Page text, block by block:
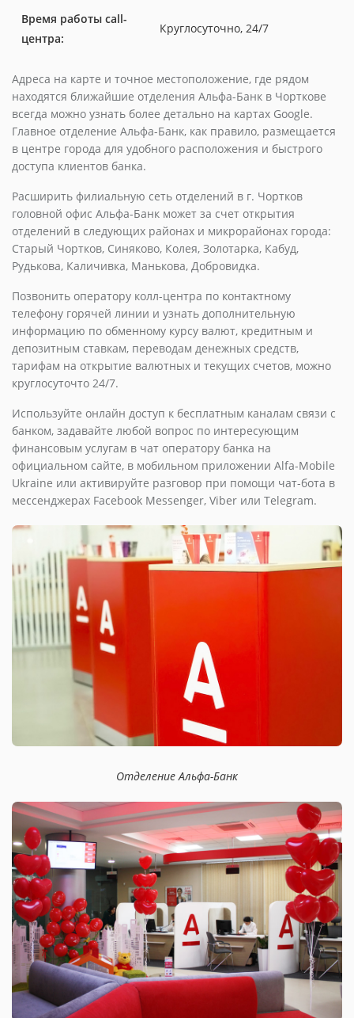
Время работы call-
центра:
Круглосуточно, 24/7
Адреса на карте и точное местоположение, где рядом
находятся ближайшие отделения Альфа-Банк в Чорткове
всегда можно узнать более детально на картах Google.
Главное отделение Альфа-Банк, как правило, размещается
в центре города для удобного расположения и быстрого
доступа клиентов банка.
Расширить филиальную сеть отделений в г. Чортков
головной офис Альфа-Банк может за счет открытия
отделений в следующих районах и микрорайонах города:
Старый Чортков, Синяково, Колея, Золотарка, Кабуд,
Рудькова, Каличивка, Манькова, Добровидка.
Позвонить оператору колл-центра по контактному
телефону горячей линии и узнать дополнительную
информацию по обменному курсу валют, кредитным и
депозитным ставкам, переводам денежных средств,
тарифам на открытие валютных и текущих счетов, можно
круглосуточто 24/7.
Используйте онлайн доступ к бесплатным каналам связи с
банком, задавайте любой вопрос по интересующим
финансовым услугам в чат оператору банка на
официальном сайте, в мобильном приложении Alfa-Mobile
Ukraine или активируйте разговор при помощи чат-бота в
мессенджерах Facebook Messenger, Viber или Telegram.
Отделение Альфа-Банк